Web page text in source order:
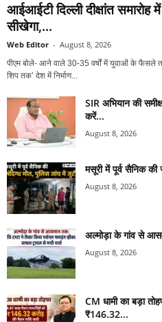
आईआईटी दिल्ली दीक्षांत समारोह
सीखेगा,...
Web Editor - August 8, 2026
पीएम बोले- आने वाले 30-35 वर्षों में युवाओं के फैसले
शिप तक’ देश में निर्माण...
SIR अभियान की
करें...
August 8, 2026
मसूरी में पूर्व सैनिक
August 8, 2026
अल्मोड़ा के गांव से
August 8, 2026
CM धामी का बड़ा
₹146.32...